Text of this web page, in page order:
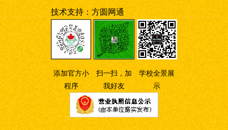
技术支持： 方圆网通
添加官方小
程序
扫一扫，加
我好友
学校全景展
示